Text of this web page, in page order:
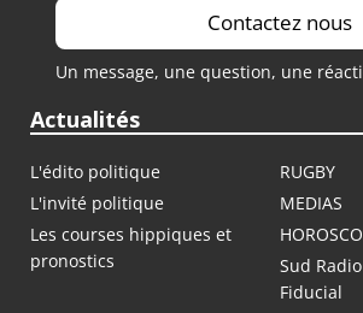
Contactez nous
Un message, une question, une
Actualités
L'édito politique
RUGBY
L'invité politique
MEDIAS
Les courses hippiques et
pronostics
Sud
Fiducial